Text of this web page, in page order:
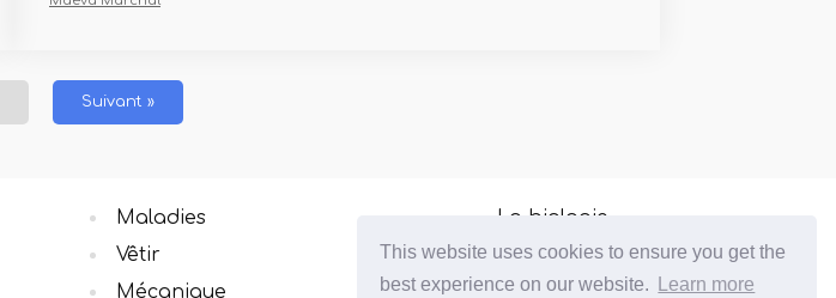
This website uses cookies to ensure you get the
best experience on our website.
Learn more
Suivant »
Maladies
Vêtir
Mécanique
La biologie
Biologie moléculaire
Gouvernement